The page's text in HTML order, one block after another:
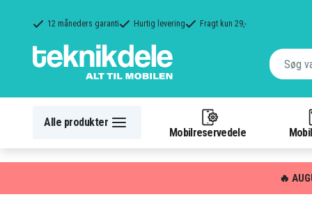
12 måneders garanti Hurtig levering Fragt kun 29,-
Alle produkter
Mobilreservedele
🔥